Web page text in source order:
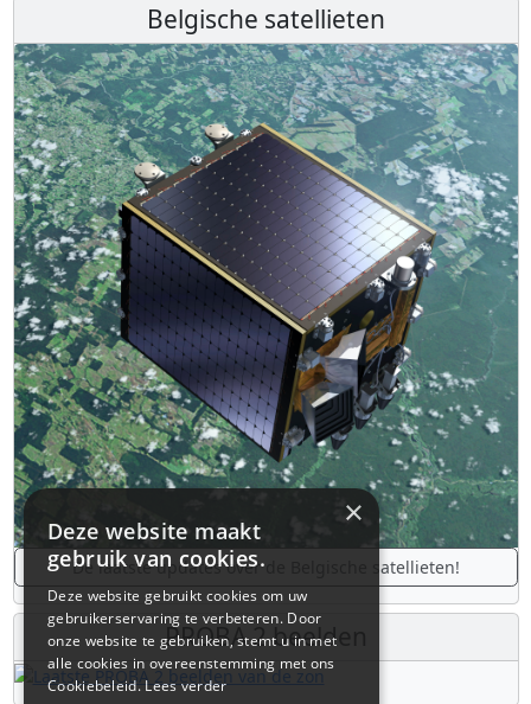
Belgische satellieten
De laatste updates over de Belgische satellieten!
PROBA 2 beelden
×
Deze website maakt
gebruik van cookies.
Deze website gebruikt cookies om uw
gebruikerservaring te verbeteren. Door
onze website te gebruiken, stemt u in met
alle cookies in overeenstemming met ons
Cookiebeleid.Lees verder